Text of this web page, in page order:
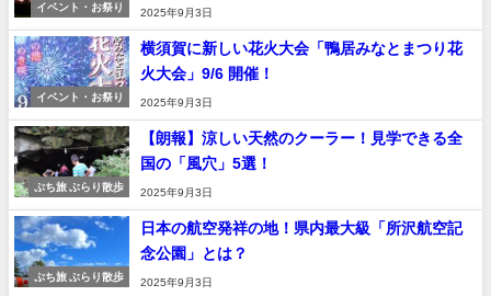
イベント・お祭り
2025年9月3日
イベント・お祭り
横須賀に新しい花火大会「鴨居みなとまつり花
火大会」9/6 開催！
2025年9月3日
ぷち旅 ぶらり散歩
【朗報】涼しい天然のクーラー！見学できる全
国の「風穴」5選！
2025年9月3日
ぷち旅 ぶらり散歩
日本の航空発祥の地！県内最大級「所沢航空記
念公園」とは？
2025年9月3日